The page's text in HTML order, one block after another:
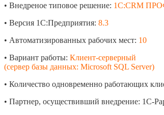
• Внедреное типовое решение: 1С:CRM
• Версия 1С:Предприятия: 8.3
• Автоматизированных рабочих мест: 10
• Вариант работы: Клиент-серверный
(сервер базы данных: Microsoft SQL Server)
• Количество одновременно работающих
• Партнер, осуществивший внедрение: 1С-